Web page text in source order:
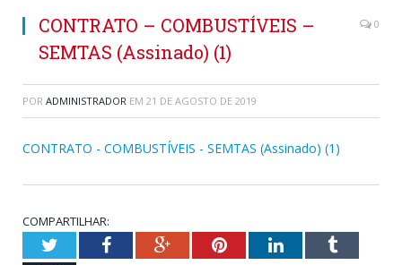
CONTRATO – COMBUSTÍVEIS –
SEMTAS (Assinado) (1)
0
POR ADMINISTRADOR EM 21 DE AGOSTO DE 2019
CONTRATO - COMBUSTÍVEIS - SEMTAS (Assinado) (1)
COMPARTILHAR:
TwitterFacebookGoogle+PinterestLinkedInTumblr